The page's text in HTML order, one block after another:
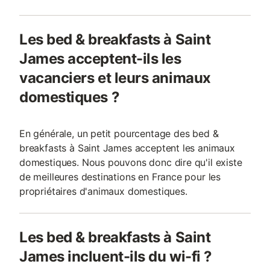
Les bed & breakfasts à Saint
James acceptent-ils les
vacanciers et leurs animaux
domestiques ?
En générale, un petit pourcentage des bed &
breakfasts à Saint James acceptent les animaux
domestiques. Nous pouvons donc dire qu'il existe
de meilleures destinations en France pour les
propriétaires d'animaux domestiques.
Les bed & breakfasts à Saint
James incluent-ils du wi-fi ?